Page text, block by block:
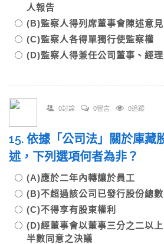
人報告
(B)監察人得列席董事會陳述意
(C)監察人各得單獨行使監察權
(D)監察人得兼任公司董事、經
0討論 0留言 0追蹤
15. 依據「公司法」關於庫藏
述，下列選項何者為非？
(A)應於二年內轉讓於員工
(B)不超過該公司已發行股份總
(C)不得享有股東權利
(D)經董事會以董事三分之二以
半數同意之決議